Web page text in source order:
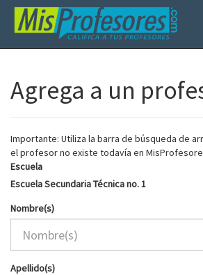
Agrega a un
Importante: Utiliza la barra de búsqueda de
el profesor no existe todavía en
Escuela
Escuela Secundaria Técnica no. 1
Nombre(s)
Apellido(s)